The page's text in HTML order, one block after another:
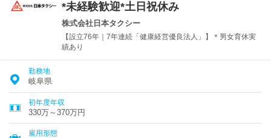
*未経験歓迎*土日祝休み
株式会社日本タクシー
【設立76年｜7年連続「健康経営優良法人」】＊男女育休実
績あり
勤務地
岐阜県
初年度年収
330万～370万円
雇用形態